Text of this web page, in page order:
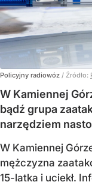
Policyjny radiowóz / Źródło:
W Kamiennej
bądź grupa
narzędziem
W Kamiennej
mężczyzna
15-latka i uciekł.